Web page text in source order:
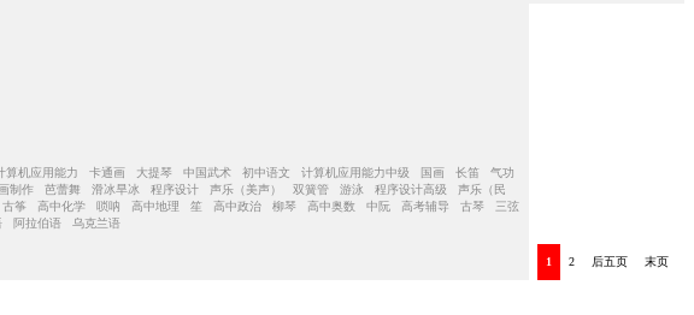
机应用能力 卡通画 大提琴 中国武术 初中语文 计算机应用能力中级 国画 长笛 气功
作 芭蕾舞 滑冰旱冰 程序设计 声乐（美声） 双簧管 游泳 程序设计高级 声乐（民
筝 高中化学 唢呐 高中地理 笙 高中政治 柳琴 高中奥数 中阮 高考辅导 古琴 三弦
拉伯语 乌克兰语
1 2 后五页 末页